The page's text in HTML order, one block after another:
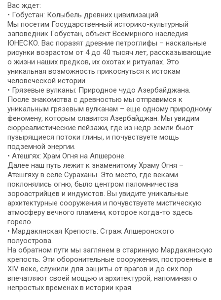
Вас ждет:
• Гобустан: Колыбель древних цивилизаций.
Мы посетим Государственный историко-культурный
заповедник Гобустан, объект Всемирного наследия
ЮНЕСКО. Вас поразят древние петроглифы – наскальные
рисунки возрастом от 4 до 40 тысяч лет, рассказывающие
о жизни наших предков, их охотах и ритуалах. Это
уникальная возможность прикоснуться к истокам
человеческой истории.
• Грязевые вулканы: Природное чудо Азербайджана.
После знакомства с древностью мы отправимся к
уникальным грязевым вулканам – еще одному природному
феномену, которым славится Азербайджан. Мы увидим
сюрреалистические пейзажи, где из недр земли бьют
пузырящиеся потоки глины, и почувствуете мощь
подземной энергии.
• Атешгях: Храм Огня на Апшероне.
Далее наш путь лежит к знаменитому Храму Огня –
Атешгяху в селе Сураханы. Это место, где веками
поклонялись огню, было центром паломничества
зороастрийцев и индуистов. Вы увидите уникальные
архитектурные сооружения и почувствуете мистическую
атмосферу вечного пламени, которое когда-то здесь
горело.
• Мардакянская Крепость: Страж Апшеронского
полуострова.
На обратном пути мы заглянем в старинную Мардакянскую
крепость. Эти оборонительные сооружения, построенные в
XIV веке, служили для защиты от врагов и до сих пор
впечатляют своей мощью и архитектурой, напоминая о
непростых временах в истории края.